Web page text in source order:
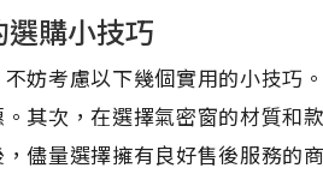
購小技巧
妨考慮以下幾個實用的小技巧
其次，在選擇氣密窗的材質和
儘量選擇擁有良好售後服務的